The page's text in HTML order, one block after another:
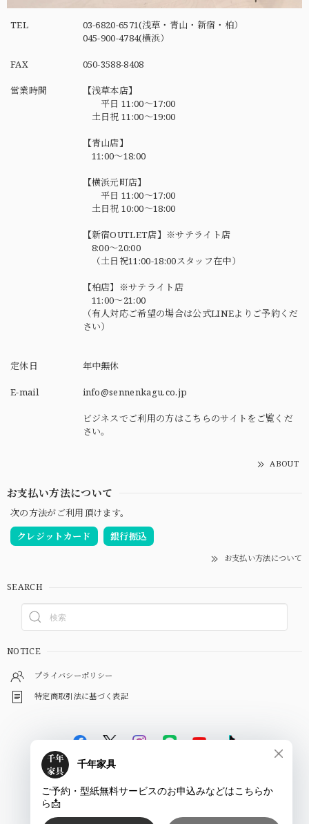
TEL
03-6820-6571(浅草・青山・新宿・柏）
045-900-4784(横浜）
FAX 050-3588-8408
営業時間
【浅草本店】
平日 11:00～17:00
土日祝 11:00～19:00
【青山店】
11:00～18:00
【横浜元町店】
平日 11:00～17:00
土日祝 10:00～18:00
【新宿OUTLET店】※サテライト店
8:00～20:00
（土日祝11:00-18:00スタッフ在中）
【柏店】※サテライト店
11:00～21:00
（有人対応ご希望の場合は公式LINEよりご予約くだ
さい）
定休日 年中無休
E-mail info@sennenkagu.co.jp
ビジネスでご利用の方はこちらのサイトをご覧くだ
さい。
ABOUT
お支払い方法について
次の方法がご利用頂けます。
クレジットカード
銀行振込
お支払い方法について
SEARCH
NOTICE
プライバシーポリシー
特定商取引法に基づく表記